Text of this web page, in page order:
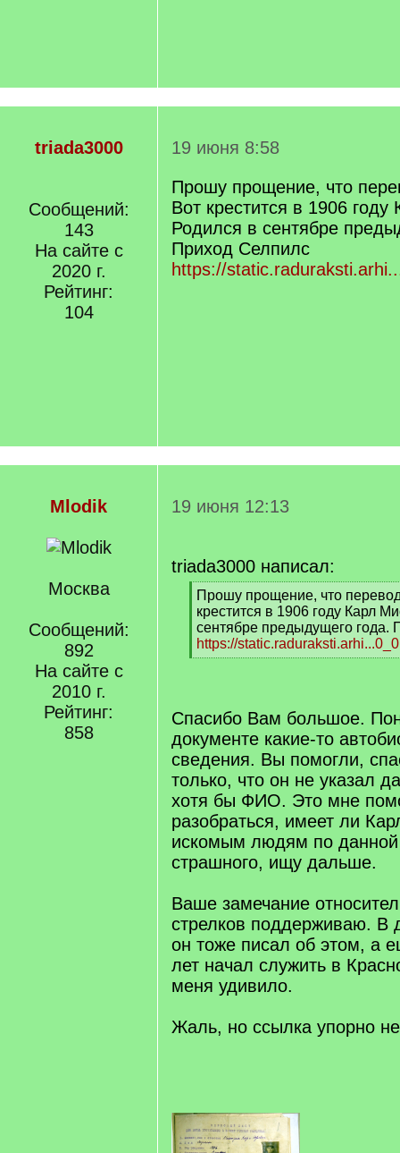
triada3000
Сообщений:
143
На сайте с
2020 г.
Рейтинг:
104
19 июня 8:58
Прошу прощение, что
Вот крестится в 1906
Родился в сентябре
Приход Селпилс
https://
Mlodik
Москва
Сообщений:
892
На сайте с
2010 г.
Рейтинг:
858
19 июня 12:13
triada3000 написал:
[
q
]
Прошу прощение, что
крестится в 1906 году Карл
сентябре предыдущего года.
https://
[
Спасибо Вам большое.
документе какие-то
сведения. Вы помогли,
только, что он не указал
хотя бы ФИО. Это мне
разобраться, имеет ли
искомым людям по
страшного, ищу дальше.
Ваше замечание
стрелков поддерживаю. В
он тоже писал об этом, а
лет начал служить в
меня удивило.
Жаль, но ссылка упорно